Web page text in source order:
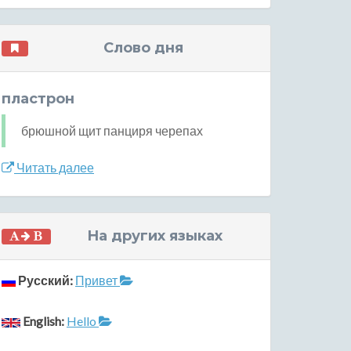
Слово дня
пластрон
брюшной щит панциря черепах
Читать далее
На других языках
Русский: Привет
English: Hello